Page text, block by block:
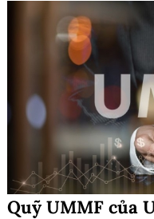
Quỹ UMMF của